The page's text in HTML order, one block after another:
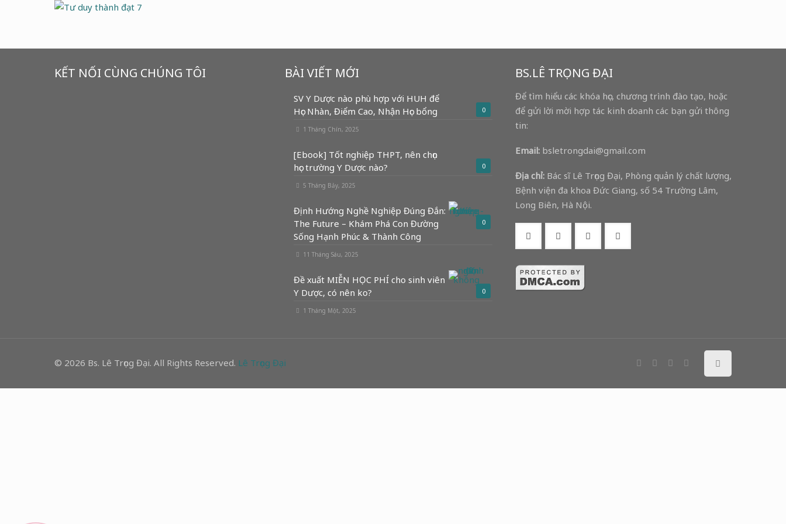
KẾT NỐI CÙNG CHÚNG TÔI BÀI VIẾT MỚI
0
SV Y Dược nào phù hợp với HUH để
Học Nhàn, Điểm Cao, Nhận Học bổng
1 Tháng Chín, 2025
0
[Ebook] Tốt nghiệp THPT, nên chọn
học trường Y Dược nào?
5 Tháng Bảy, 2025
0
Định Hướng Nghề Nghiệp Đúng Đắn:
The Future – Khám Phá Con Đường
Sống Hạnh Phúc & Thành Công
11 Tháng Sáu, 2025
0
Đề xuất MIỄN HỌC PHÍ cho sinh viên
Y Dược, có nên ko?
1 Tháng Một, 2025
BS.LÊ TRỌNG ĐẠI
Để tìm hiểu các khóa học, chương trình đào tạo, hoặc
để gửi lời mời hợp tác kinh doanh các bạn gửi thông
tin:
Email:bsletrongdai@gmail.com
Địa chỉ: Bác sĩ Lê Trọng Đại, Phòng quản lý chất lượng,
Bệnh viện đa khoa Đức Giang, số 54 Trường Lâm,
Long Biên, Hà Nội.
© 2026 Bs. Lê Trọng Đại. All Rights Reserved. Lê Trọng Đại